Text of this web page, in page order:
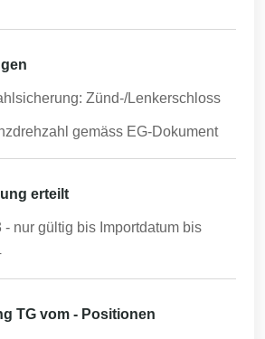
Zünd-/Lenkerschloss
gemäss EG-Dokument
erteilt
- nur gültig bis Importdatum bis
TG vom - Positionen